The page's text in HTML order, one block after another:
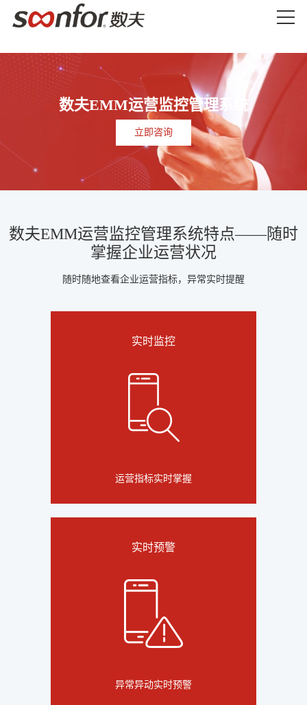
数夫EMM运营监控管理系统
立即咨询
数夫EMM运营监控管理系统特点——随时
掌握企业运营状况
随时随地查看企业运营指标，异常实时提醒
实时监控
运营指标实时掌握
实时预警
异常异动实时预警